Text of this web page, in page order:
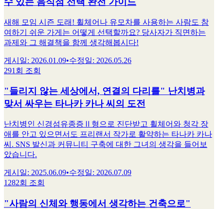
새해 모임 시즌 도래! 휠체어나 유모차를 사용하는 사람도 참
여하기 쉬운 가게는 어떻게 선택할까요? 당사자가 직면하는
과제와 그 해결책을 함께 생각해봅시다!
게시일: 2026.01.09•수정일: 2026.05.26
291회 조회
"들리지 않는 세상에서, 연결의 다리를" 난치병과
맞서 싸우는 타나카 카나 씨의 도전
난치병인 신경섬유종증Ⅱ형으로 진단받고 휠체어와 청각 장
애를 안고 있으면서도 프리랜서 작가로 활약하는 타나카 카나
씨. SNS 발신과 커뮤니티 구축에 대한 그녀의 생각을 들어보
았습니다.
게시일: 2025.06.09•수정일: 2026.07.09
1282회 조회
"사람의 신체와 행동에서 생각하는 건축으로"